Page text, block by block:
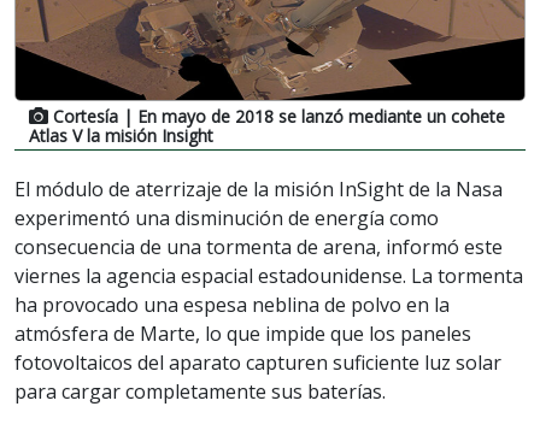
Cortesía | En mayo de 2018 se lanzó mediante un cohete
Atlas V la misión Insight
El módulo de aterrizaje de la misión InSight de la Nasa
experimentó una disminución de energía como
consecuencia de una tormenta de arena, informó este
viernes la agencia espacial estadounidense. La tormenta
ha provocado una espesa neblina de polvo en la
atmósfera de Marte, lo que impide que los paneles
fotovoltaicos del aparato capturen suficiente luz solar
para cargar completamente sus baterías.